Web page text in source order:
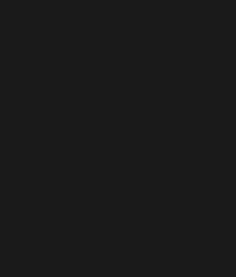
кино появляются
на
релиза. В
подборки
удобнее, чем
собраны в
единоразово, а не
кабинете можно
чаще, а